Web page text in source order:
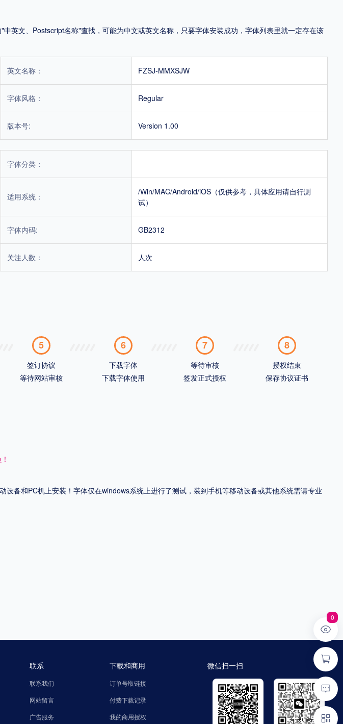
英文、Postscript名称"查找，可能为中文或英文名称，只要字体安装成功，字体列表里就一定存在该
英文名称： FZSJ-MMXSJW
字体风格： Regular
版本号: Version 1.00
字体分类：
适用系统：
/Win/MAC/Android/iOS（仅供参考，具体应用请自行测
试）
字体内码: GB2312
关注人数： 人次
5
签订协议
等待网站审核
6
下载字体
下载字体使用
7
等待审核
签发正式授权
8
授权结束
保存协议证书
备和PC机上安装！字体仅在windows系统上进行了测试，装到手机等移动设备或其他系统需请专业
联系
联系我们
网站留言
广告服务
下载和商用
订单号取链接
付费下载记录
我的商用授权
微信扫一扫
0